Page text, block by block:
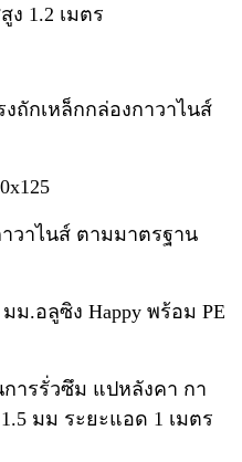
ง 1.2 เมตร
งถักเหล็กกล่องกาวาไนส์
วาไนส์ ตามมาตรฐาน
ม.อลูซิง Happy พร้อม PE
ารรั่วซึม แปหลังคา กา
มม ระยะแอด 1 เมตร